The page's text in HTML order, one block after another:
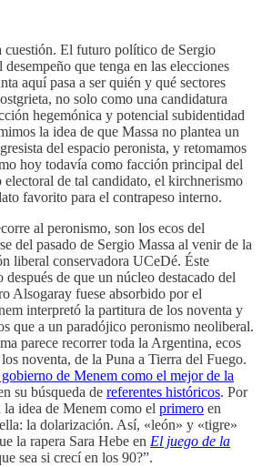
cuestión. El futuro político de Sergio
que tenga en las elecciones
aquí pasa a ser quién y qué sectores
no solo como una candidatura
hegemónica y potencial subidentidad
la idea de que Massa no plantea un
del espacio peronista, y retomamos
hoy todavía como facción principal del
de tal candidato, el kirchnerismo
favorito para el contrapeso interno.
al peronismo, son los ecos del
del pasado de Sergio Massa al venir de la
liberal conservadora UCeDé. Éste
después de que un núcleo destacado del
Alsogaray fuese absorbido por el
interpretó la partitura de los noventa y
que a un paradójico peronismo neoliberal.
parece recorrer toda la Argentina, ecos
noventa, de la Puna a Tierra del Fuego.
de Menem como el mejor de la
su búsqueda de referentes históricos. Por
idea de Menem como el primero en
la dolarización. Así, «león» y «tigre»
la rapera Sara Hebe en El juego de la
sea si crecí en los 90?”.